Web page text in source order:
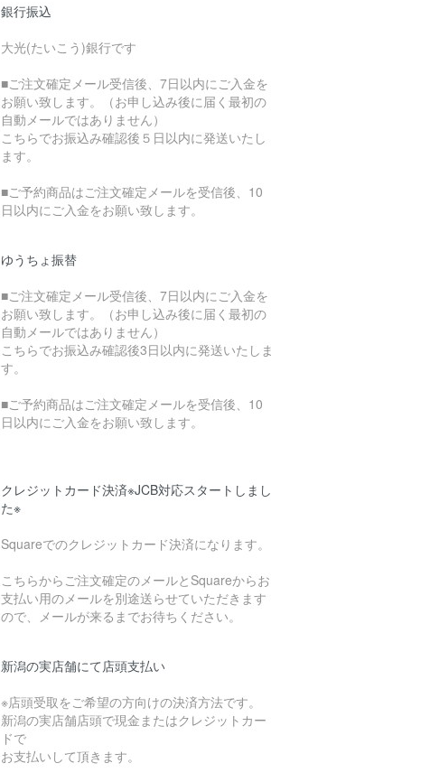
銀行振込
大光(たいこう)銀行です
■ご注文確定メール受信後、7日以内にご入金を
お願い致します。（お申し込み後に届く最初の
自動メールではありません）
こちらでお振込み確認後５日以内に発送いたし
ます。
■ご予約商品はご注文確定メールを受信後、10
日以内にご入金をお願い致します。
ゆうちょ振替
■ご注文確定メール受信後、7日以内にご入金を
お願い致します。（お申し込み後に届く最初の
自動メールではありません）
こちらでお振込み確認後3日以内に発送いたしま
す。
■ご予約商品はご注文確定メールを受信後、10
日以内にご入金をお願い致します。
クレジットカード決済※JCB対応スタートしまし
た※
Squareでのクレジットカード決済になります。
こちらからご注文確定のメールとSquareからお
支払い用のメールを別途送らせていただきます
ので、メールが来るまでお待ちください。
新潟の実店舗にて店頭支払い
※店頭受取をご希望の方向けの決済方法です。
新潟の実店舗店頭で現金またはクレジットカー
ドで
お支払いして頂きます。